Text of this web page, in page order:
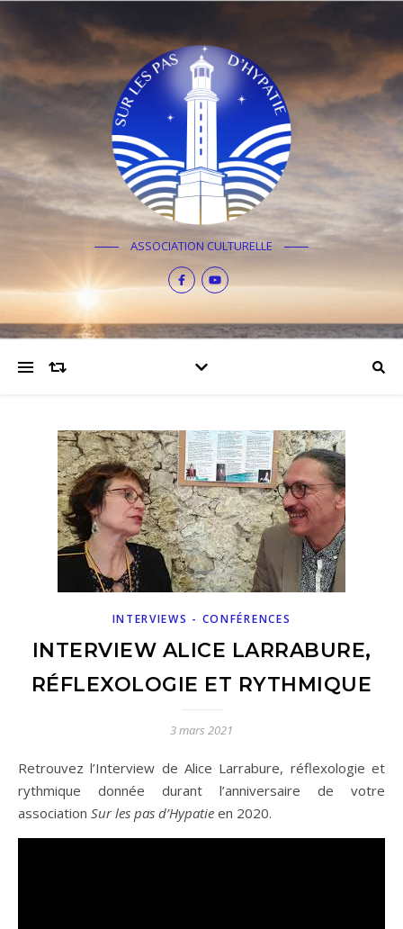
ASSOCIATION CULTURELLE
INTERVIEWS - CONFÉRENCES
INTERVIEW ALICE LARRABURE,
RÉFLEXOLOGIE ET RYTHMIQUE
3 mars 2021
Retrouvez l’Interview de Alice Larrabure, réflexologie et
rythmique donnée durant l’anniversaire de votre
association Sur les pas d’Hypatie en 2020.